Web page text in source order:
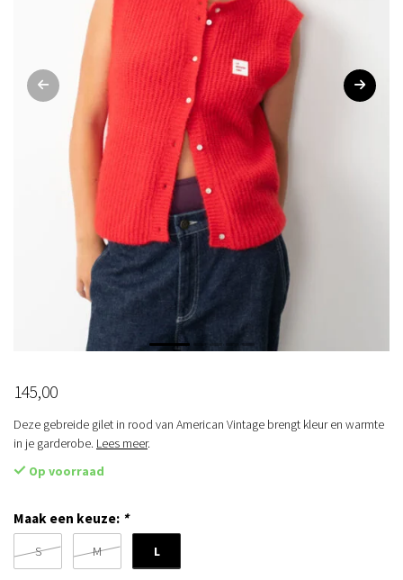
145,00
Deze gebreide gilet in rood van American Vintage brengt kleur en warmte
in je garderobe. Lees meer.
Op voorraad
Maak een keuze: *
S M L